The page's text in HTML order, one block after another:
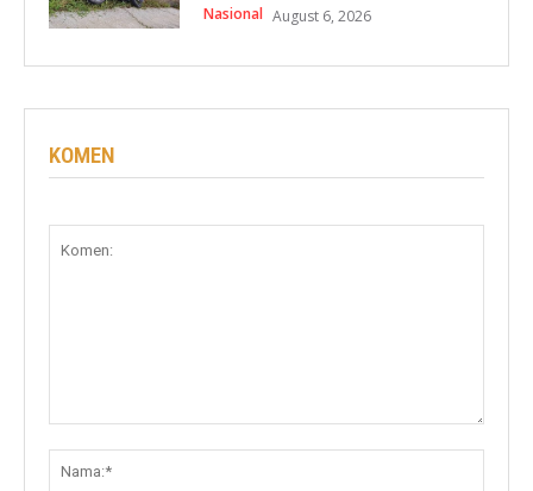
Nasional August 6, 2026
KOMEN